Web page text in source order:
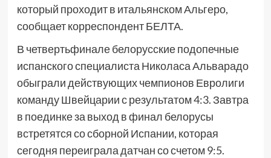
который проходит в итальянском Альгеро,
сообщает корреспондент БЕЛТА.
В четвертьфинале белорусские подопечные
испанского специалиста Николаса Альварадо
обыграли действующих чемпионов Евролиги
команду Швейцарии с результатом 4:3. Завтра
в поединке за выход в финал белорусы
встретятся со сборной Испании, которая
сегодня переиграла датчан со счетом 9:5.